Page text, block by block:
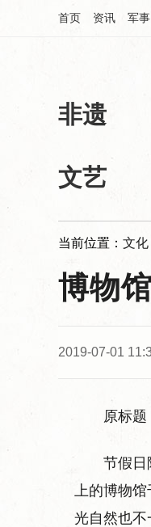
首页 资讯 军事
中华网文化频道
非遗
文艺
当前位置： 文化
博物
2019-07-01
原标
节假日
上的博物
光自然也不